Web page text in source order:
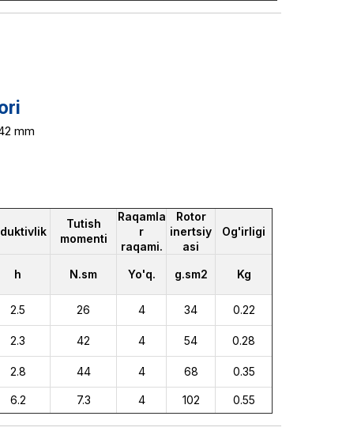
mm
Tutish
momenti
Raqamla
r
raqami.
Rotor
inertsiy
asi
Og'irligi
h N.sm Yo'q. g.sm2 Kg
2.5 26 4 34 0.22
2.3 42 4 54 0.28
2.8 44 4 68 0.35
6.2 7.3 4 102 0.55